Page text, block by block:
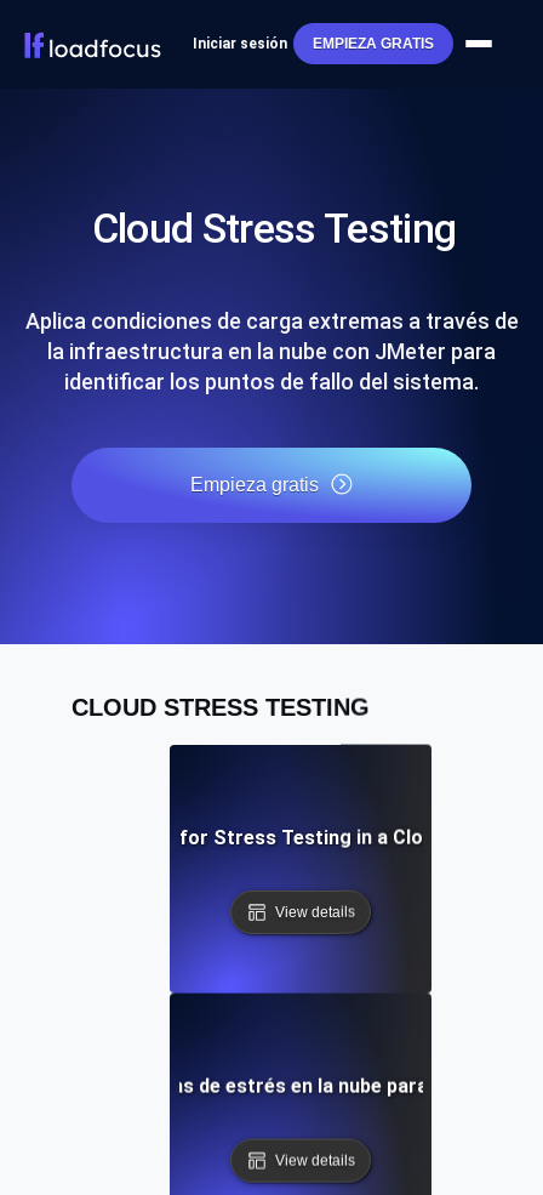
Iniciar sesión EMPIEZA GRATIS
Cloud Stress Testing
Aplica condiciones de carga extremas a través de
la infraestructura en la nube con JMeter para
identificar los puntos de fallo del sistema.
Empieza gratis
CLOUD STRESS TESTING
Best Practices for Stress Testing in a Cloud
View details
Utilizando pruebas de estrés en la nube para mejorar la
View details